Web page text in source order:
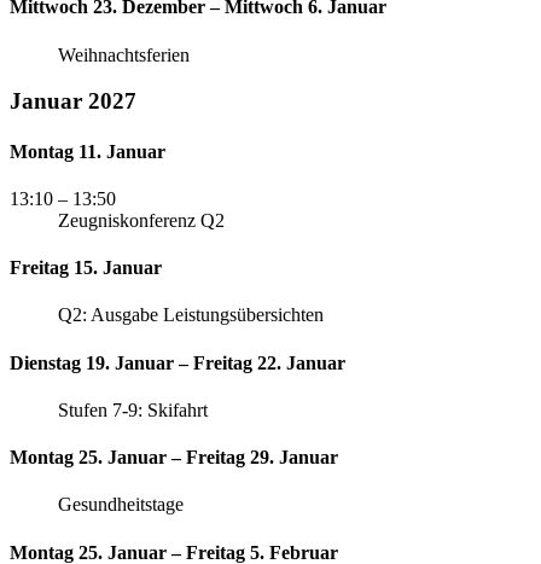
Mittwoch 23. Dezember – Mittwoch 6. Januar
Weihnachtsferien
Januar 2027
Montag 11. Januar
13:10 – 13:50
Zeugniskonferenz Q2
Freitag 15. Januar
Q2: Ausgabe Leistungsübersichten
Dienstag 19. Januar – Freitag 22. Januar
Stufen 7-9: Skifahrt
Montag 25. Januar – Freitag 29. Januar
Gesundheitstage
Montag 25. Januar – Freitag 5. Februar